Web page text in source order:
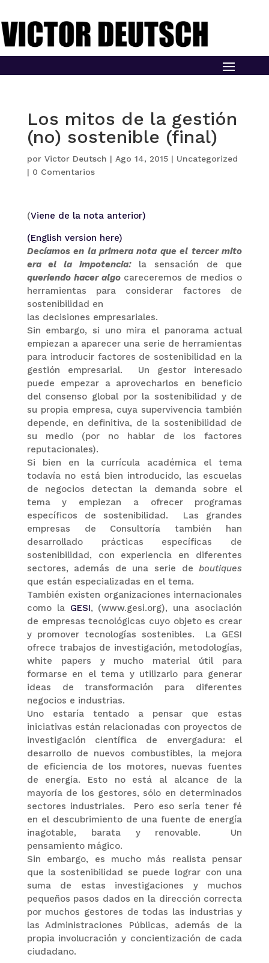
Los mitos de la gestión
(no) sostenible (final)
por Victor Deutsch | Ago 14, 2015| Uncategorized
| 0 Comentarios
(Viene de la nota anterior)
(English version here)
Decíamos en la primera nota que el tercer mito
era el la impotencia:la sensación de que
queriendo hacer algocareceremos de medios o
herramientas para considerar factores de
sostenibilidad en
las decisiones empresariales.
Sin embargo, si uno mira el panorama actual
empiezan a aparecer una serie de herramientas
para introducir factores de sostenibilidad en la
gestión empresarial. Un gestor interesado
puede empezar a aprovecharlos en beneficio
del consenso global por la sostenibilidad y de
su propia empresa, cuya supervivencia también
depende, en definitiva, de la sostenibilidad de
su medio (por no hablar de los factores
reputacionales).
Si bien en la currícula académica el tema
todavía no está bien introducido, las escuelas
de negocios detectan la demanda sobre el
tema y empiezan a ofrecer programas
específicos de sostenibilidad. Las grandes
empresas de Consultoría también han
desarrollado prácticas específicas de
sostenibilidad, con experiencia en diferentes
sectores, además de una serie deboutiques
que están especializadas en el tema.
También existen organizaciones internacionales
como la GESI, (www.gesi.org), una asociación
de empresas tecnológicas cuyo objeto es crear
y promover tecnologías sostenibles. La GESI
ofrece trabajos de investigación, metodologías,
white papers y mucho material útil para
formarse en el tema y utilizarlo para generar
ideas de transformación para diferentes
negocios e industrias.
Uno estaría tentado a pensar que estas
iniciativas están relacionadas con proyectos de
investigación científica de envergadura: el
desarrollo de nuevos combustibles, la mejora
de eficiencia de los motores, nuevas fuentes
de energía. Esto no está al alcance de la
mayoría de los gestores, sólo en determinados
sectores industriales. Pero eso sería tener fé
en el descubrimiento de una fuente de energía
inagotable, barata y renovable. Un
pensamiento mágico.
Sin embargo, es mucho más realista pensar
que la sostenibilidad se puede lograr con una
suma de estas investigaciones y muchos
pequeños pasos dados en la dirección correcta
por muchos gestores de todas las industrias y
las Administraciones Públicas, además de la
propia involucración y concientización de cada
ciudadano.